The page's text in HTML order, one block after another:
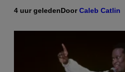
4 uur geledenDoorCaleb Catlin